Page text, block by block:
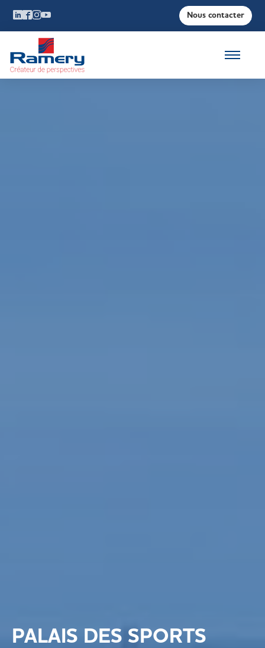
Nous contacter
PALAIS DES SPORTS